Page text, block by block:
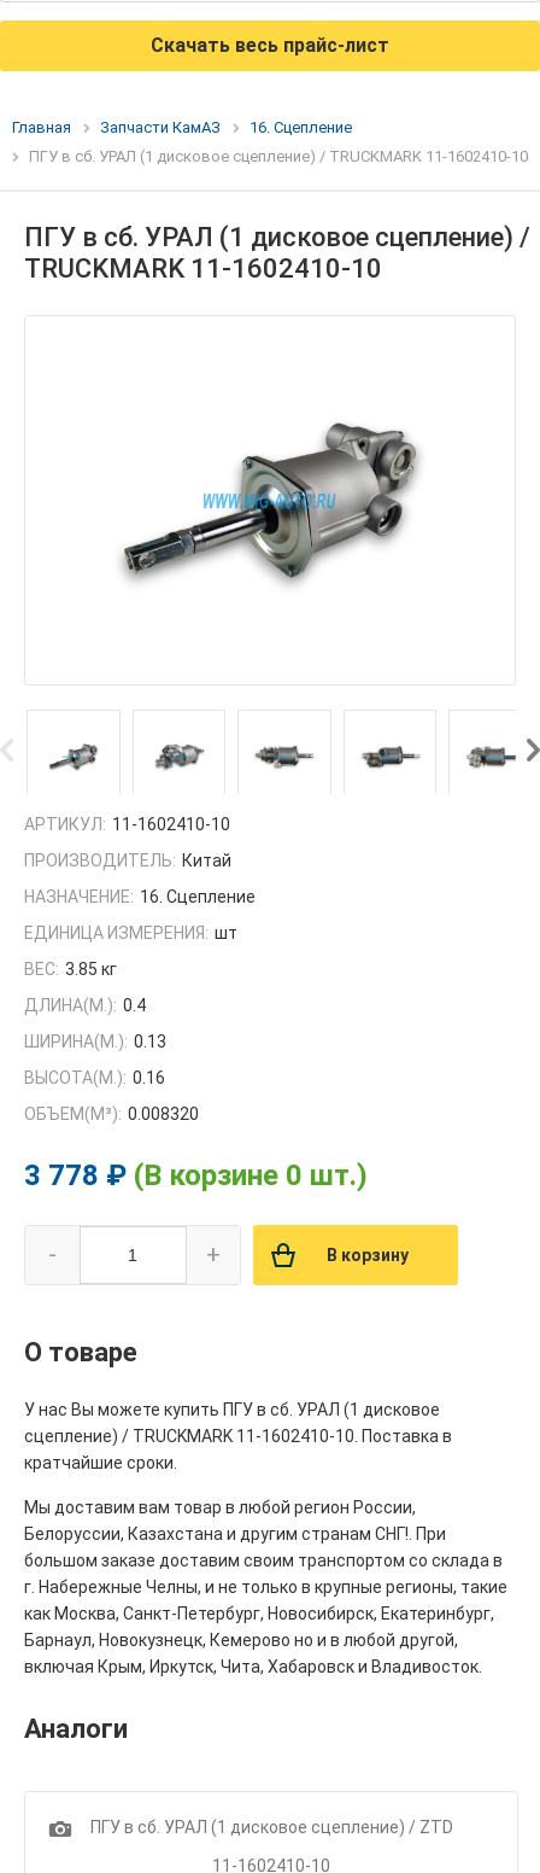
Скачать весь прайс-лист
Главная Запчасти КамАЗ
16. Сцепление
ПГУ в сб. УРАЛ (1 дисковое сцепление) / TRUCKMARK 11-1602410-10
ПГУ в сб. УРАЛ (1 дисковое сцепление) /
TRUCKMARK 11-1602410-10
АРТИКУЛ: 11-1602410-10
ПРОИЗВОДИТЕЛЬ: Китай
НАЗНАЧЕНИЕ: 16. Сцепление
ЕДИНИЦА ИЗМЕРЕНИЯ: шт
ВЕС: 3.85 кг
ДЛИНА(М.): 0.4
ШИРИНА(М.): 0.13
ВЫСОТА(М.): 0.16
ОБЪЕМ(M³): 0.008320
3 778 ₽ (В корзине 0 шт.)
- + В корзину
О товаре
У нас Вы можете купить ПГУ в сб. УРАЛ (1 дисковое
сцепление) / TRUCKMARK 11-1602410-10. Поставка в
кратчайшие сроки.
Мы доставим вам товар в любой регион России,
Белоруссии, Казахстана и другим странам СНГ!. При
большом заказе доставим своим транспортом со склада в
г. Набережные Челны, и не только в крупные регионы, такие
как Москва, Санкт-Петербург, Новосибирск, Екатеринбург,
Барнаул, Новокузнецк, Кемерово но и в любой другой,
включая Крым, Иркутск, Чита, Хабаровск и Владивосток.
Аналоги
1
ПГУ в сб. УРАЛ (1 дисковое сцепление) / ZTD
11-1602410-10